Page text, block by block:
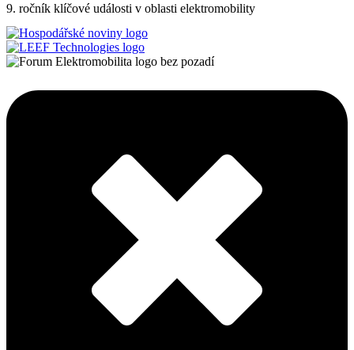
9. ročník klíčové události v oblasti elektromobility